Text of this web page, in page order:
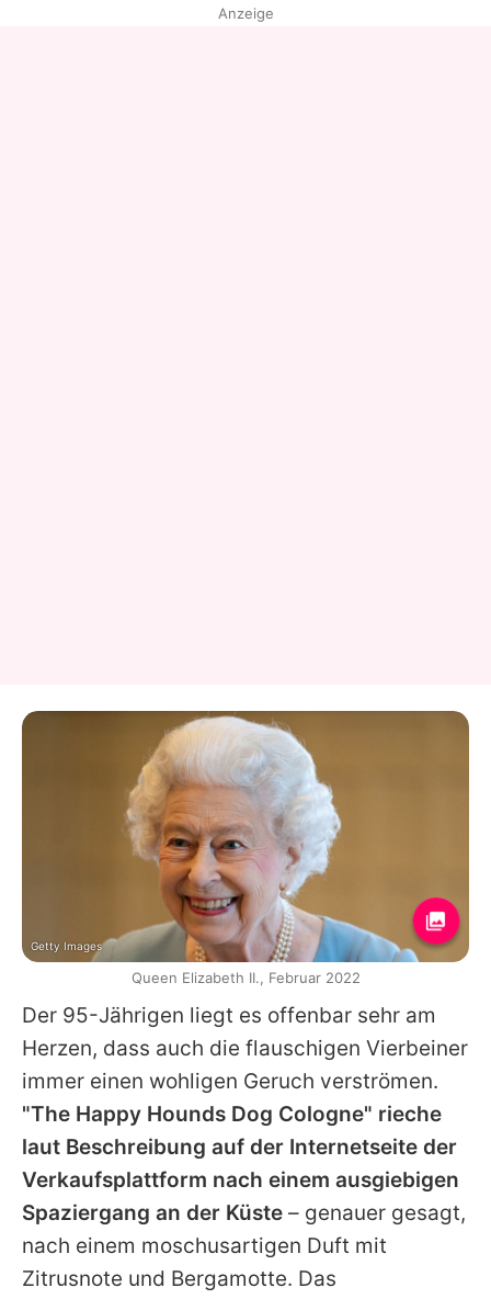
Der 95-Jährigen liegt es offenbar sehr am
Herzen, dass auch die flauschigen Vierbeiner
immer einen wohligen Geruch verströmen.
"The Happy Hounds Dog Cologne" rieche
laut Beschreibung auf der Internetseite der
Verkaufsplattform nach einem ausgiebigen
Spaziergang an der Küste – genauer gesagt,
nach einem moschusartigen Duft mit
Zitrusnote und Bergamotte. Das
Anzeige
Getty Images
Queen Elizabeth II., Februar 2022